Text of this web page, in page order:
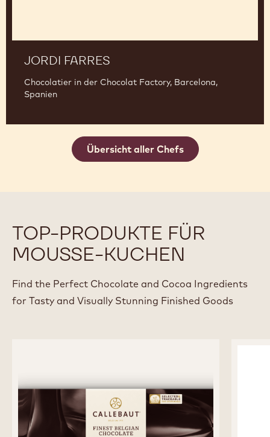
JORDI FARRES
Chocolatier in der Chocolat Factory, Barcelona,
Spanien
Übersicht aller Chefs
TOP-PRODUKTE FÜR
MOUSSE-KUCHEN
Find the Perfect Chocolate and Cocoa Ingredients
for Tasty and Visually Stunning Finished Goods